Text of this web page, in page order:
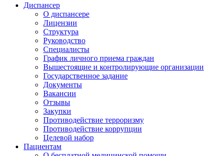
Диспансер
О диспансере
Лицензии
Структура
Руководство
Специалисты
График личного приема граждан
Вышестоящие и контролирующие организации
Государственное задание
Документы
Вакансии
Отзывы
Закупки
Противодействие терроризму
Противодействие коррупции
Целевой набор
Пациентам